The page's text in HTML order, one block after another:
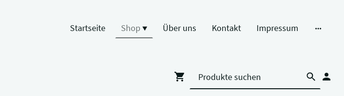
Startseite Shop Über uns Kontakt Impressum